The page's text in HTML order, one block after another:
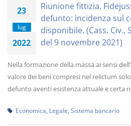
23
lug
2022
Riunione fittizia.
defunto: incidenza sul
disponibile. (Cass. Civ.,
del 9 novembre 2021)
Nella formazione della massa ai sensi
valore dei beni compresi nel relictum
defunto aventi esistenza attuale e certa
Economica Legale Sistema bancario